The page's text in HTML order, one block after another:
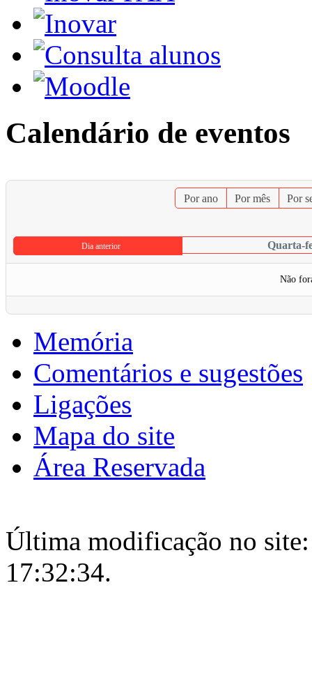
Calendário de eventos
Por ano Por mês Por
Dia anterior Quarta-
Não
Memória
Comentários e sugestões
Ligações
Mapa do site
Área Reservada
Última modificação no
17:32:34.